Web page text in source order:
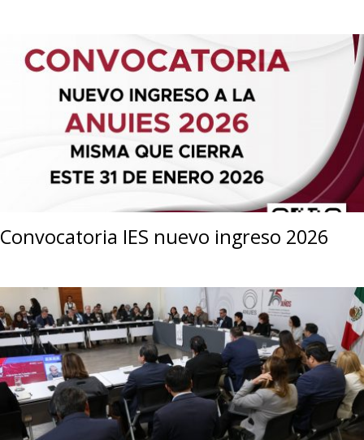
Convocatoria IES nuevo ingreso 2026